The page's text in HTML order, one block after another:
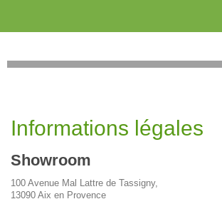
Informations légales
Showroom
100 Avenue Mal Lattre de Tassigny,
13090 Aix en Provence